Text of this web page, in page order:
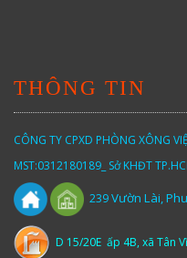
THÔNG TIN
CÔNG TY CPXD PHÒNG XÔNG
MST:0312180189_ Sở KHĐT
239Vườn Lài,
D 15/20E ấp 4B, xã Tân